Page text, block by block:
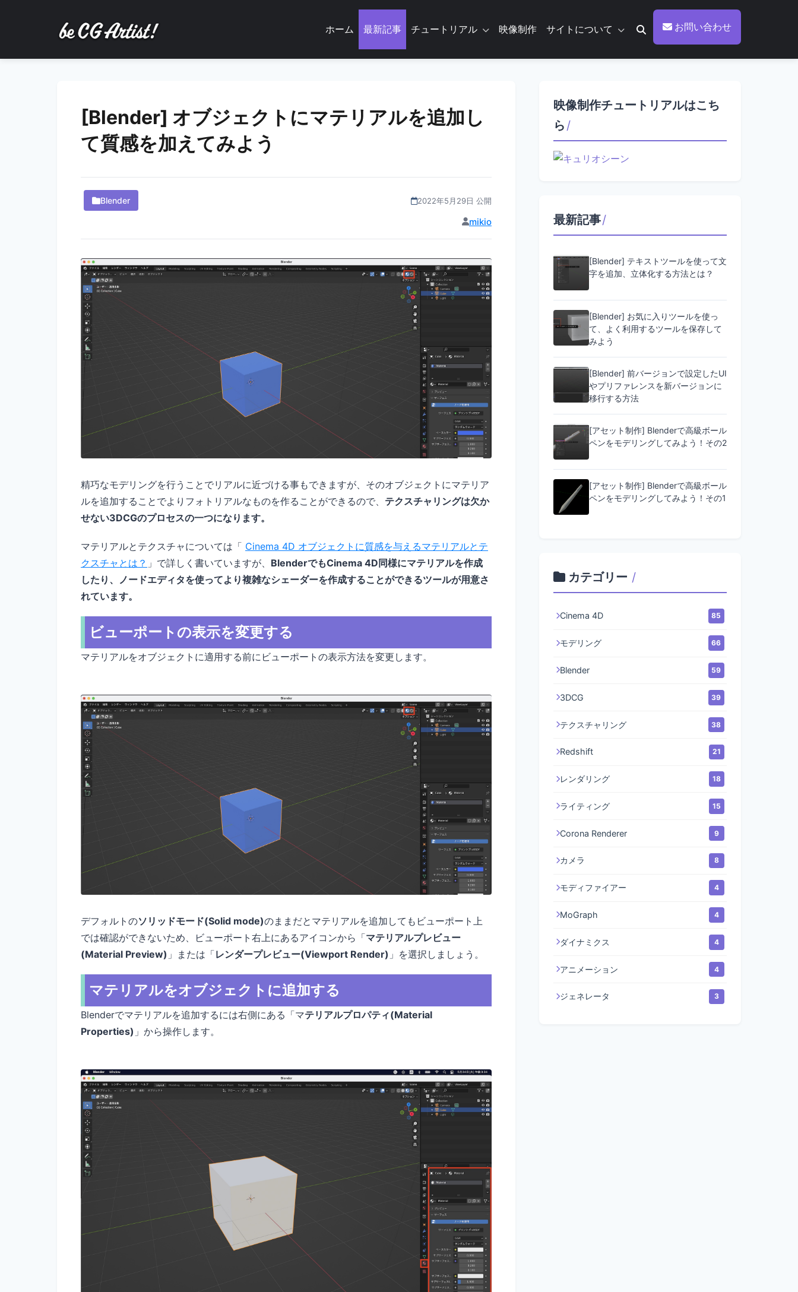
ホーム 最新記事 チュートリアル 映像制作 サイトについて お問い合わせ
[Blender] オブジェクトにマテリアルを追加し
て質感を加えてみよう
Blender 2022年5月29日 公開
mikio
精巧なモデリングを行うことでリアルに近づける事もできますが、そのオブジェクトにマテリア
ルを追加することでよりフォトリアルなものを作ることができるので、 テクスチャリングは欠か
せない3DCGのプロセスの一つになります。
マテリアルとテクスチャについては「 Cinema 4D オブジェクトに質感を与えるマテリアルとテ
クスチャとは？ 」で詳しく書いていますが、 BlenderでもCinema 4D同様にマテリアルを作成
したり、ノードエディタを使ってより複雑なシェーダーを作成することができるツールが用意さ
れています。
ビューポートの表示を変更する
マテリアルをオブジェクトに適用する前にビューポートの表示方法を変更します。
デフォルトのソリッドモード(Solid mode)のままだとマテリアルを追加してもビューポート上
では確認ができないため、ビューポート右上にあるアイコンから「マテリアルプレビュー
(Material Preview) 」または「レンダープレビュー(Viewport Render) 」を選択しましょう。
マテリアルをオブジェクトに追加する
Blenderでマテリアルを追加するには右側にある「マテリアルプロパティ(Material
Properties) 」から操作します。
映像制作チュートリアルはこち
ら /
最新記事/
[Blender] テキストツールを使って文
字を追加、立体化する方法とは？
[Blender] お気に入りツールを使っ
て、よく利用するツールを保存して
みよう
[Blender] 前バージョンで設定したUI
やプリファレンスを新バージョンに
移行する方法
[アセット制作] Blenderで高級ボール
ペンをモデリングしてみよう！その2
[アセット制作] Blenderで高級ボール
ペンをモデリングしてみよう！その1
カテゴリー /
Cinema 4D 85
モデリング 66
Blender 59
3DCG 39
テクスチャリング 38
Redshift 21
レンダリング 18
ライティング 15
Corona Renderer 9
カメラ 8
モディファイアー 4
MoGraph 4
ダイナミクス 4
アニメーション 4
ジェネレータ 3